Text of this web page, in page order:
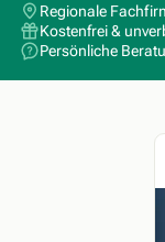
Regionale
Kostenfrei &
Persönliche